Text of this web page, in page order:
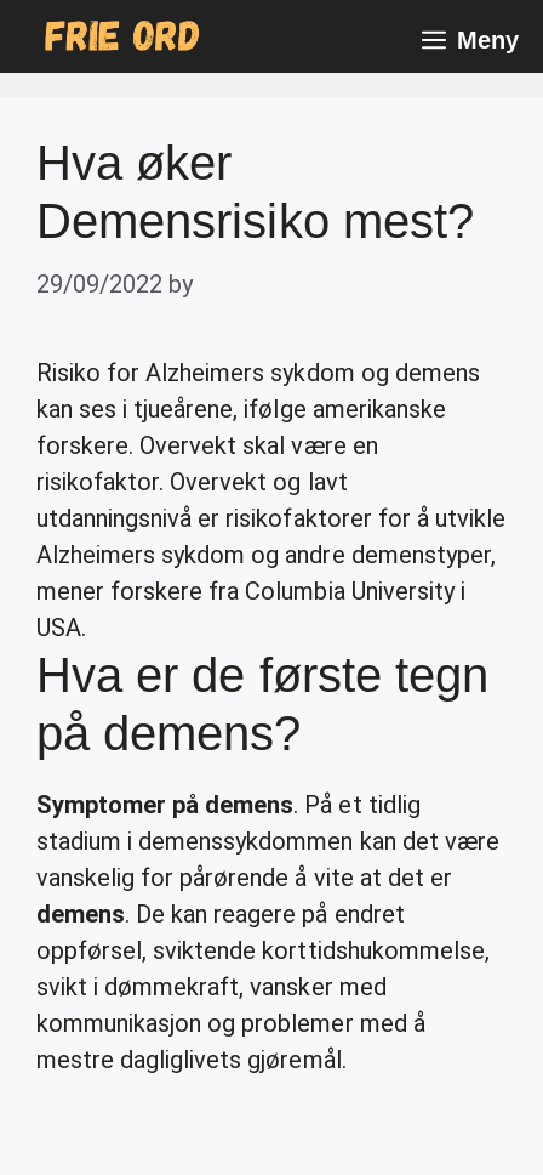
Meny
Hva øker
Demensrisiko mest?
29/09/2022 by
Risiko for Alzheimers sykdom og demens
kan ses i tjueårene, ifølge amerikanske
forskere. Overvekt skal være en
risikofaktor. Overvekt og lavt
utdanningsnivå er risikofaktorer for å utvikle
Alzheimers sykdom og andre demenstyper,
mener forskere fra Columbia University i
USA.
Hva er de første tegn
på demens?
Symptomer på demens. På et tidlig
stadium i demenssykdommen kan det være
vanskelig for pårørende å vite at det er
demens. De kan reagere på endret
oppførsel, sviktende korttidshukommelse,
svikt i dømmekraft, vansker med
kommunikasjon og problemer med å
mestre dagliglivets gjøremål.